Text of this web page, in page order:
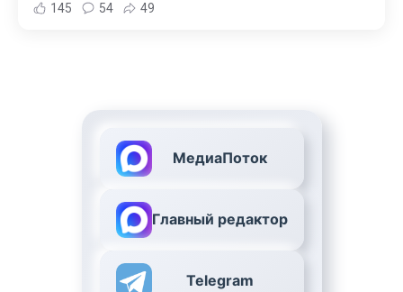
145 54 49
МедиаПоток
Главный редактор
Telegram